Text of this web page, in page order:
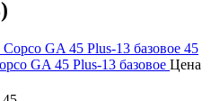
GA 45 Plus-13 базовое Цена